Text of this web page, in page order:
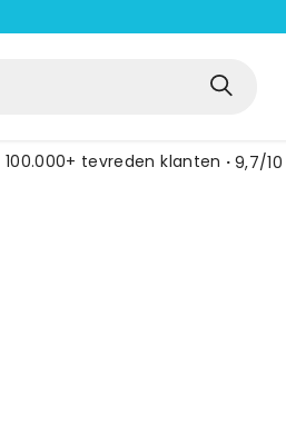
100.000+ tevreden klanten 9,7/10